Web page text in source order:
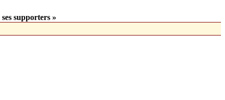
supporters »